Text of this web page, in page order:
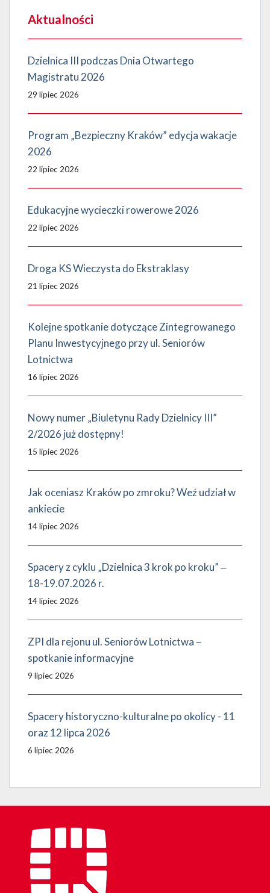
Aktualności
Dzielnica III podczas Dnia Otwartego
Magistratu 2026
29 lipiec 2026
Program „Bezpieczny Kraków” edycja wakacje
2026
22 lipiec 2026
Edukacyjne wycieczki rowerowe 2026
22 lipiec 2026
Droga KS Wieczysta do Ekstraklasy
21 lipiec 2026
Kolejne spotkanie dotyczące Zintegrowanego
Planu Inwestycyjnego przy ul. Seniorów
Lotnictwa
16 lipiec 2026
Nowy numer „Biuletynu Rady Dzielnicy III”
2/2026 już dostępny!
15 lipiec 2026
Jak oceniasz Kraków po zmroku? Weź udział w
ankiecie
14 lipiec 2026
Spacery z cyklu „Dzielnica 3 krok po kroku” ‒
18-19.07.2026 r.
14 lipiec 2026
ZPI dla rejonu ul. Seniorów Lotnictwa –
spotkanie informacyjne
9 lipiec 2026
Spacery historyczno-kulturalne po okolicy - 11
oraz 12 lipca 2026
6 lipiec 2026